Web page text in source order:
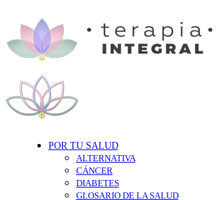
POR TU SALUD
ALTERNATIVA
CÁNCER
DIABETES
GLOSARIO DE LA SALUD